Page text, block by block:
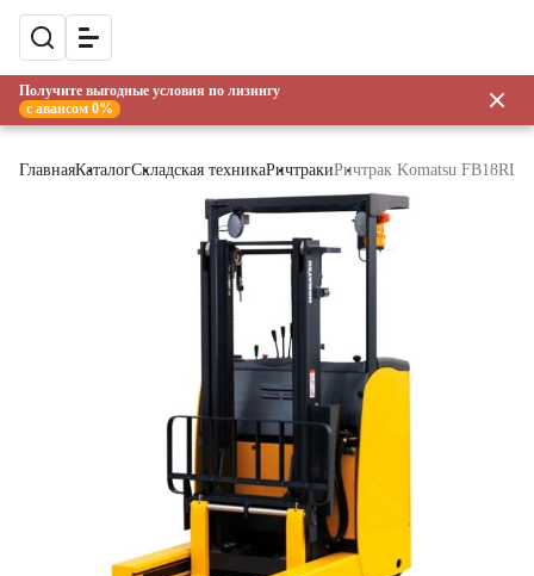
Получите выгодные условия по лизингу
с авансом 0%
ГлавнаяКаталогСкладская техникаРичтракиРичтрак Komatsu FB18RL-